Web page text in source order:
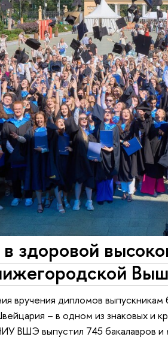
здоровой
вручения дипломов
– в одном из знаковых и
ВШЭ выпустил 745 бакалавров и